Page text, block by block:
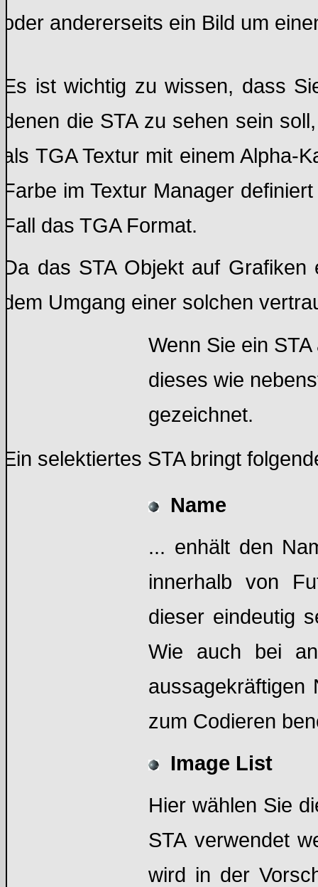
oder andererseits ein Bild um
Es ist wichtig zu wissen, dass
denen die STA zu sehen sein
als TGA Textur mit einem Alpha-
Farbe im Textur Manager
Fall das TGA Format.
Da das STA Objekt auf
dem Umgang einer solchen
Wenn Sie ein
dieses wie
gezeichnet.
Ein selektiertes STA bringt
Name
... enhält den
innerhalb von
dieser eindeutig
Wie auch bei
aussagekräftigen
zum Codieren
Image List
Hier wählen Sie
STA verwendet
wird in der